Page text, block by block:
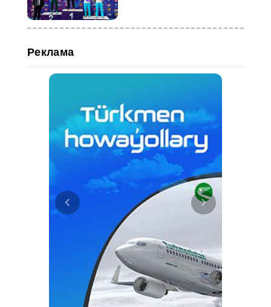
Центральной Азии по карате
WKF
Реклама